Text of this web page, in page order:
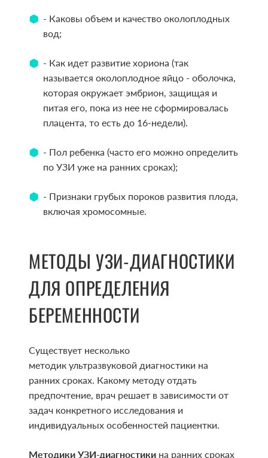
- Каковы объем и качество околоплодных
вод;
- Как идет развитие хориона (так
называется околоплодное яйцо - оболочка,
которая окружает эмбрион, защищая и
питая его, пока из нее не сформировалась
плацента, то есть до 16-недели).
- Пол ребенка (часто его можно определить
по УЗИ уже на ранних сроках);
- Признаки грубых пороков развития плода,
включая хромосомные.
МЕТОДЫ УЗИ-ДИАГНОСТИКИ
ДЛЯ ОПРЕДЕЛЕНИЯ
БЕРЕМЕННОСТИ
Существует несколько
методик ультразвуковой диагностики на
ранних сроках. Какому методу отдать
предпочтение, врач решает в зависимости от
задач конкретного исследования и
индивидуальных особенностей пациентки.
Методики УЗИ-диагностики на ранних сроках